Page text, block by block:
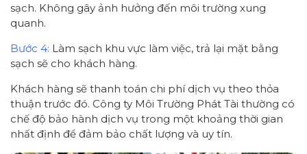
sạch. Không gây ảnh hưởng đến môi trường xung
quanh.
Bước 4: Làm sạch khu vực làm việc, trả lại mặt bằng
sạch sẽ cho khách hàng.
Khách hàng sẽ thanh toán chi phí dịch vụ theo thỏa
thuận trước đó. Công ty Môi Trường Phát Tài thường có
chế độ bảo hành dịch vụ trong một khoảng thời gian
nhất định để đảm bảo chất lượng và uy tín.